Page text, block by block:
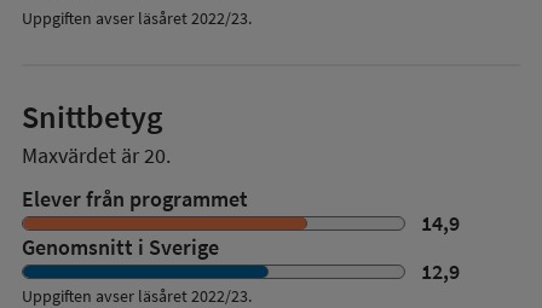
Uppgiften avser läsåret 2022/23.
Snittbetyg
Maxvärdet är 20.
Elever från programmet
14,9
Genomsnitt i Sverige
12,9
Uppgiften avser läsåret2022/23.